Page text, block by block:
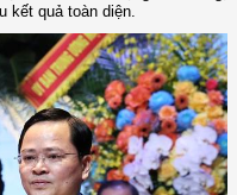
kết quả toàn diện.